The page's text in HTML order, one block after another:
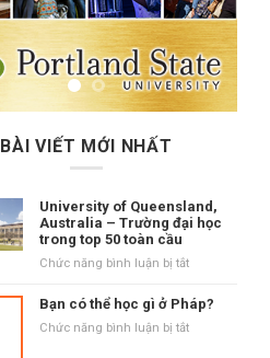
BÀI VIẾT MỚI NHẤT
University of Queensland,
Australia – Trường đại học
trong top 50 toàn cầu
Chức năng bình luận bị tắtở
of
Bạn có thể học gì ở Pháp?
Chức năng bình luận bị tắtở